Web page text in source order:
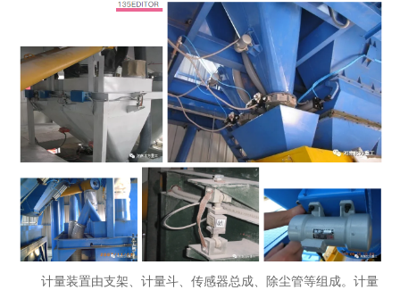
计量装置由支架、计量斗、传感器总成、除尘管等组成。计量